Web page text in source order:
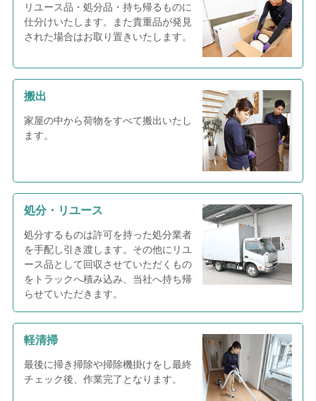
リユース品・処分品・持ち帰るものに
仕分けいたします。また貴重品が発見
された場合はお取り置きいたします。
搬出
家屋の中から荷物をすべて搬出いたし
ます。
処分・リユース
処分するものは許可を持った処分業者
を手配し引き渡します。その他にリユ
ース品として回収させていただくもの
をトラックへ積み込み、当社へ持ち帰
らせていただきます。
軽清掃
最後に掃き掃除や掃除機掛けをし最終
チェック後、作業完了となります。